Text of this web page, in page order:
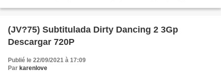
(JV?75) Subtitulada Dirty Dancing 2 3Gp
Descargar 720P
Publié le 22/09/2021 à 17:09
Par karenlove